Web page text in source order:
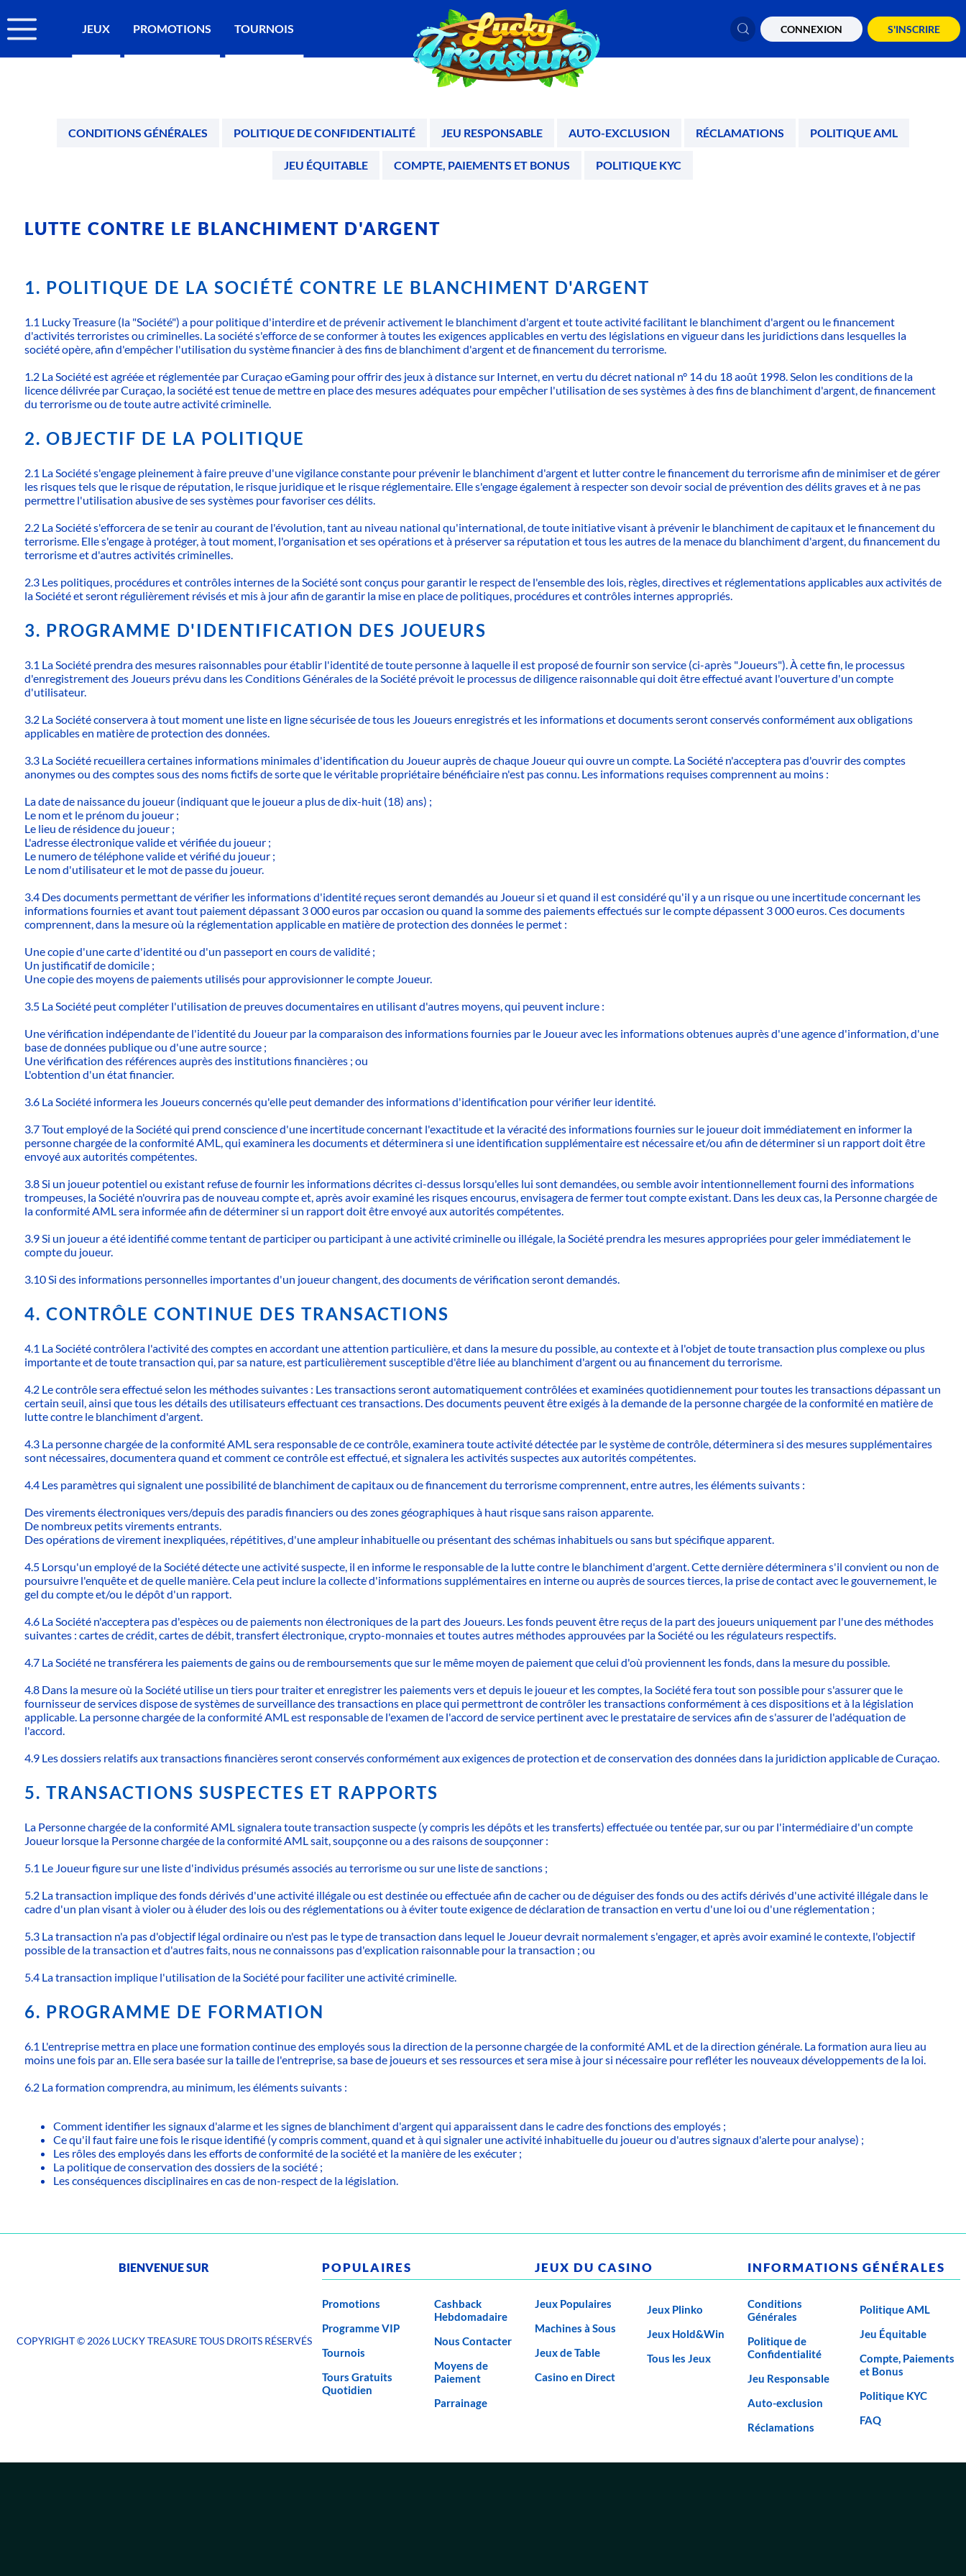
JEUX PROMOTIONS TOURNOIS CONNEXION S'INSCRIRE
CONDITIONS GÉNÉRALES POLITIQUE DE CONFIDENTIALITÉ JEU RESPONSABLE AUTO-EXCLUSION RÉCLAMATIONS POLITIQUE AML
JEU ÉQUITABLE COMPTE, PAIEMENTS ET BONUS POLITIQUE KYC
LUTTE CONTRE LE BLANCHIMENT D'ARGENT
1. POLITIQUE DE LA SOCIÉTÉ CONTRE LE BLANCHIMENT D'ARGENT
1.1 Lucky Treasure (la "Société") a pour politique d'interdire et de prévenir activement le blanchiment d'argent et toute activité facilitant le blanchiment d'argent ou le financement
d'activités terroristes ou criminelles. La société s'efforce de se conformer à toutes les exigences applicables en vertu des législations en vigueur dans les juridictions dans lesquelles la
société opère, afin d'empêcher l'utilisation du système financier à des fins de blanchiment d'argent et de financement du terrorisme.
1.2 La Société est agréée et réglementée par Curaçao eGaming pour offrir des jeux à distance sur Internet, en vertu du décret national n° 14 du 18 août 1998. Selon les conditions de la
licence délivrée par Curaçao, la société est tenue de mettre en place des mesures adéquates pour empêcher l'utilisation de ses systèmes à des fins de blanchiment d'argent, de financement
du terrorisme ou de toute autre activité criminelle.
2. OBJECTIF DE LA POLITIQUE
2.1 La Société s'engage pleinement à faire preuve d'une vigilance constante pour prévenir le blanchiment d'argent et lutter contre le financement du terrorisme afin de minimiser et de gérer
les risques tels que le risque de réputation, le risque juridique et le risque réglementaire. Elle s'engage également à respecter son devoir social de prévention des délits graves et à ne pas
permettre l'utilisation abusive de ses systèmes pour favoriser ces délits.
2.2 La Société s'efforcera de se tenir au courant de l'évolution, tant au niveau national qu'international, de toute initiative visant à prévenir le blanchiment de capitaux et le financement du
terrorisme. Elle s'engage à protéger, à tout moment, l'organisation et ses opérations et à préserver sa réputation et tous les autres de la menace du blanchiment d'argent, du financement du
terrorisme et d'autres activités criminelles.
2.3 Les politiques, procédures et contrôles internes de la Société sont conçus pour garantir le respect de l'ensemble des lois, règles, directives et réglementations applicables aux activités de
la Société et seront régulièrement révisés et mis à jour afin de garantir la mise en place de politiques, procédures et contrôles internes appropriés.
3. PROGRAMME D'IDENTIFICATION DES JOUEURS
3.1 La Société prendra des mesures raisonnables pour établir l'identité de toute personne à laquelle il est proposé de fournir son service (ci-après "Joueurs"). À cette fin, le processus
d'enregistrement des Joueurs prévu dans les Conditions Générales de la Société prévoit le processus de diligence raisonnable qui doit être effectué avant l'ouverture d'un compte
d'utilisateur.
3.2 La Société conservera à tout moment une liste en ligne sécurisée de tous les Joueurs enregistrés et les informations et documents seront conservés conformément aux obligations
applicables en matière de protection des données.
3.3 La Société recueillera certaines informations minimales d'identification du Joueur auprès de chaque Joueur qui ouvre un compte. La Société n'acceptera pas d'ouvrir des comptes
anonymes ou des comptes sous des noms fictifs de sorte que le véritable propriétaire bénéficiaire n'est pas connu. Les informations requises comprennent au moins :
La date de naissance du joueur (indiquant que le joueur a plus de dix-huit (18) ans) ;
Le nom et le prénom du joueur ;
Le lieu de résidence du joueur ;
L'adresse électronique valide et vérifiée du joueur ;
Le numero de téléphone valide et vérifié du joueur ;
Le nom d'utilisateur et le mot de passe du joueur.
3.4 Des documents permettant de vérifier les informations d'identité reçues seront demandés au Joueur si et quand il est considéré qu'il y a un risque ou une incertitude concernant les
informations fournies et avant tout paiement dépassant 3 000 euros par occasion ou quand la somme des paiements effectués sur le compte dépassent 3 000 euros. Ces documents
comprennent, dans la mesure où la réglementation applicable en matière de protection des données le permet :
Une copie d'une carte d'identité ou d'un passeport en cours de validité ;
Un justificatif de domicile ;
Une copie des moyens de paiements utilisés pour approvisionner le compte Joueur.
3.5 La Société peut compléter l'utilisation de preuves documentaires en utilisant d'autres moyens, qui peuvent inclure :
Une vérification indépendante de l'identité du Joueur par la comparaison des informations fournies par le Joueur avec les informations obtenues auprès d'une agence d'information, d'une
base de données publique ou d'une autre source ;
Une vérification des références auprès des institutions financières ; ou
L'obtention d'un état financier.
3.6 La Société informera les Joueurs concernés qu'elle peut demander des informations d'identification pour vérifier leur identité.
3.7 Tout employé de la Société qui prend conscience d'une incertitude concernant l'exactitude et la véracité des informations fournies sur le joueur doit immédiatement en informer la
personne chargée de la conformité AML, qui examinera les documents et déterminera si une identification supplémentaire est nécessaire et/ou afin de déterminer si un rapport doit être
envoyé aux autorités compétentes.
3.8 Si un joueur potentiel ou existant refuse de fournir les informations décrites ci-dessus lorsqu'elles lui sont demandées, ou semble avoir intentionnellement fourni des informations
trompeuses, la Société n'ouvrira pas de nouveau compte et, après avoir examiné les risques encourus, envisagera de fermer tout compte existant. Dans les deux cas, la Personne chargée de
la conformité AML sera informée afin de déterminer si un rapport doit être envoyé aux autorités compétentes.
3.9 Si un joueur a été identifié comme tentant de participer ou participant à une activité criminelle ou illégale, la Société prendra les mesures appropriées pour geler immédiatement le
compte du joueur.
3.10 Si des informations personnelles importantes d'un joueur changent, des documents de vérification seront demandés.
4. CONTRÔLE CONTINUE DES TRANSACTIONS
4.1 La Société contrôlera l'activité des comptes en accordant une attention particulière, et dans la mesure du possible, au contexte et à l'objet de toute transaction plus complexe ou plus
importante et de toute transaction qui, par sa nature, est particulièrement susceptible d'être liée au blanchiment d'argent ou au financement du terrorisme.
4.2 Le contrôle sera effectué selon les méthodes suivantes : Les transactions seront automatiquement contrôlées et examinées quotidiennement pour toutes les transactions dépassant un
certain seuil, ainsi que tous les détails des utilisateurs effectuant ces transactions. Des documents peuvent être exigés à la demande de la personne chargée de la conformité en matière de
lutte contre le blanchiment d'argent.
4.3 La personne chargée de la conformité AML sera responsable de ce contrôle, examinera toute activité détectée par le système de contrôle, déterminera si des mesures supplémentaires
sont nécessaires, documentera quand et comment ce contrôle est effectué, et signalera les activités suspectes aux autorités compétentes.
4.4 Les paramètres qui signalent une possibilité de blanchiment de capitaux ou de financement du terrorisme comprennent, entre autres, les éléments suivants :
Des virements électroniques vers/depuis des paradis financiers ou des zones géographiques à haut risque sans raison apparente.
De nombreux petits virements entrants.
Des opérations de virement inexpliquées, répétitives, d'une ampleur inhabituelle ou présentant des schémas inhabituels ou sans but spécifique apparent.
4.5 Lorsqu'un employé de la Société détecte une activité suspecte, il en informe le responsable de la lutte contre le blanchiment d'argent. Cette dernière déterminera s'il convient ou non de
poursuivre l'enquête et de quelle manière. Cela peut inclure la collecte d'informations supplémentaires en interne ou auprès de sources tierces, la prise de contact avec le gouvernement, le
gel du compte et/ou le dépôt d'un rapport.
4.6 La Société n'acceptera pas d'espèces ou de paiements non électroniques de la part des Joueurs. Les fonds peuvent être reçus de la part des joueurs uniquement par l'une des méthodes
suivantes : cartes de crédit, cartes de débit, transfert électronique, crypto-monnaies et toutes autres méthodes approuvées par la Société ou les régulateurs respectifs.
4.7 La Société ne transférera les paiements de gains ou de remboursements que sur le même moyen de paiement que celui d'où proviennent les fonds, dans la mesure du possible.
4.8 Dans la mesure où la Société utilise un tiers pour traiter et enregistrer les paiements vers et depuis le joueur et les comptes, la Société fera tout son possible pour s'assurer que le
fournisseur de services dispose de systèmes de surveillance des transactions en place qui permettront de contrôler les transactions conformément à ces dispositions et à la législation
applicable. La personne chargée de la conformité AML est responsable de l'examen de l'accord de service pertinent avec le prestataire de services afin de s'assurer de l'adéquation de
l'accord.
4.9 Les dossiers relatifs aux transactions financières seront conservés conformément aux exigences de protection et de conservation des données dans la juridiction applicable de Curaçao.
5. TRANSACTIONS SUSPECTES ET RAPPORTS
La Personne chargée de la conformité AML signalera toute transaction suspecte (y compris les dépôts et les transferts) effectuée ou tentée par, sur ou par l'intermédiaire d'un compte
Joueur lorsque la Personne chargée de la conformité AML sait, soupçonne ou a des raisons de soupçonner :
5.1 Le Joueur figure sur une liste d'individus présumés associés au terrorisme ou sur une liste de sanctions ;
5.2 La transaction implique des fonds dérivés d'une activité illégale ou est destinée ou effectuée afin de cacher ou de déguiser des fonds ou des actifs dérivés d'une activité illégale dans le
cadre d'un plan visant à violer ou à éluder des lois ou des réglementations ou à éviter toute exigence de déclaration de transaction en vertu d'une loi ou d'une réglementation ;
5.3 La transaction n'a pas d'objectif légal ordinaire ou n'est pas le type de transaction dans lequel le Joueur devrait normalement s'engager, et après avoir examiné le contexte, l'objectif
possible de la transaction et d'autres faits, nous ne connaissons pas d'explication raisonnable pour la transaction ; ou
5.4 La transaction implique l'utilisation de la Société pour faciliter une activité criminelle.
6. PROGRAMME DE FORMATION
6.1 L'entreprise mettra en place une formation continue des employés sous la direction de la personne chargée de la conformité AML et de la direction générale. La formation aura lieu au
moins une fois par an. Elle sera basée sur la taille de l'entreprise, sa base de joueurs et ses ressources et sera mise à jour si nécessaire pour refléter les nouveaux développements de la loi.
6.2 La formation comprendra, au minimum, les éléments suivants :
Comment identifier les signaux d'alarme et les signes de blanchiment d'argent qui apparaissent dans le cadre des fonctions des employés ;
Ce qu'il faut faire une fois le risque identifié (y compris comment, quand et à qui signaler une activité inhabituelle du joueur ou d'autres signaux d'alerte pour analyse) ;
Les rôles des employés dans les efforts de conformité de la société et la manière de les exécuter ;
La politique de conservation des dossiers de la société ;
Les conséquences disciplinaires en cas de non-respect de la législation.
BIENVENUE SUR
COPYRIGHT © 2026 LUCKY TREASURE TOUS DROITS RÉSERVÉS
POPULAIRES
Promotions
Programme VIP
Tournois
Tours Gratuits
Quotidien
Cashback
Hebdomadaire
Nous Contacter
Moyens de
Paiement
Parrainage
JEUX DU CASINO
Jeux Populaires
Machines à Sous
Jeux de Table
Casino en Direct
Jeux Plinko
Jeux Hold&Win
Tous les Jeux
INFORMATIONS GÉNÉRALES
Conditions
Générales
Politique de
Confidentialité
Jeu Responsable
Auto-exclusion
Réclamations
Politique AML
Jeu Équitable
Compte, Paiements
et Bonus
Politique KYC
FAQ